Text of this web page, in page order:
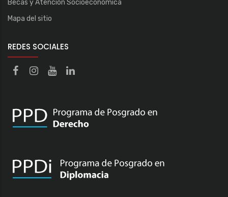
Becas y Atención Socioeconómica
Mapa del sitio
REDES SOCIALES